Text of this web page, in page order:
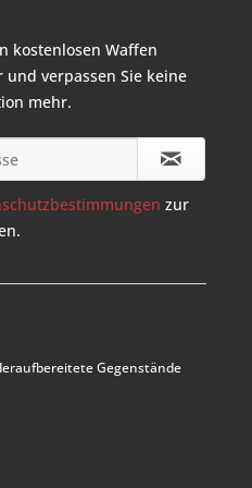
kostenlosen Waffen
und verpassen Sie keine
mehr.
zur
Gegenstände